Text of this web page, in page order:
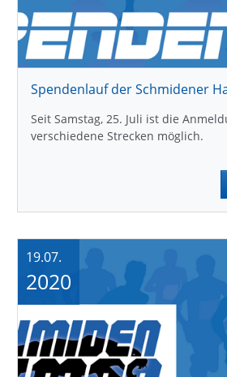
Spendenlauf der Schmidener
Seit Samstag, 25. Juli ist die
verschiedene Strecken möglich.
19.07.
2020